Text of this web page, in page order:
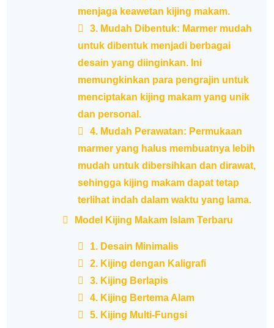
menjaga keawetan kijing makam.
3. Mudah Dibentuk: Marmer mudah
untuk dibentuk menjadi berbagai
desain yang diinginkan. Ini
memungkinkan para pengrajin untuk
menciptakan kijing makam yang unik
dan personal.
4. Mudah Perawatan: Permukaan
marmer yang halus membuatnya lebih
mudah untuk dibersihkan dan dirawat,
sehingga kijing makam dapat tetap
terlihat indah dalam waktu yang lama.
Model Kijing Makam Islam Terbaru
1. Desain Minimalis
2. Kijing dengan Kaligrafi
3. Kijing Berlapis
4. Kijing Bertema Alam
5. Kijing Multi-Fungsi